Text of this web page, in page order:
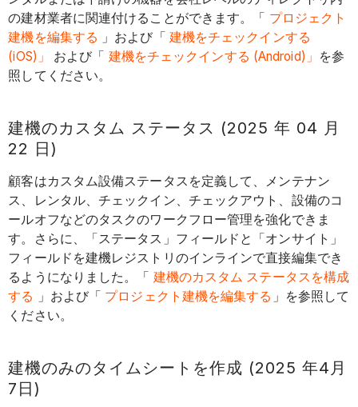
の建材業者に関連付けることができます。「 プロジェクト
建機を編集する 」および「 建機をチェックインする
(iOS)」
および「 建機をチェックインする (Android)」 を参
照してください。
建機のカスタム ステータス (2025 年 04 月
22 日)
顧客はカスタム設備ステータスを定義して、メンテナン
ス、レンタル、チェックイン、チェックアウト、設備のコ
ールオフなどのタスクのワークフロー管理を強化できま
す。さらに、「ステータス」フィールドと「オンサイト」
フィールドを建機レジストリのインラインで直接編集でき
るようになりました。「 建機のカスタム ステータスを構成
する
」および「 プロジェクト建機を編集する 」を参照して
ください。
建機のみのタイムシートを作成 (2025 年4月
7日)